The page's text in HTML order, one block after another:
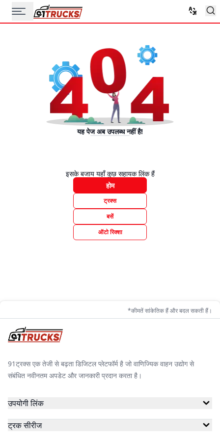
यह पेज अब उपलब्ध नहीं है!
इसके बजाय यहाँ कुछ सहायक लिंक हैं
होम
ट्रक्स
बसें
ऑटो रिक्शा
*कीमतें सांकेतिक हैं और बदल सकती हैं।
91ट्रक्स एक तेजी से बढ़ता डिजिटल प्लेटफॉर्म है जो वाणिज्यिक वाहन उद्योग से
संबंधित नवीनतम अपडेट और जानकारी प्रदान करता है।
उपयोगी लिंक
ट्रक सीरीज